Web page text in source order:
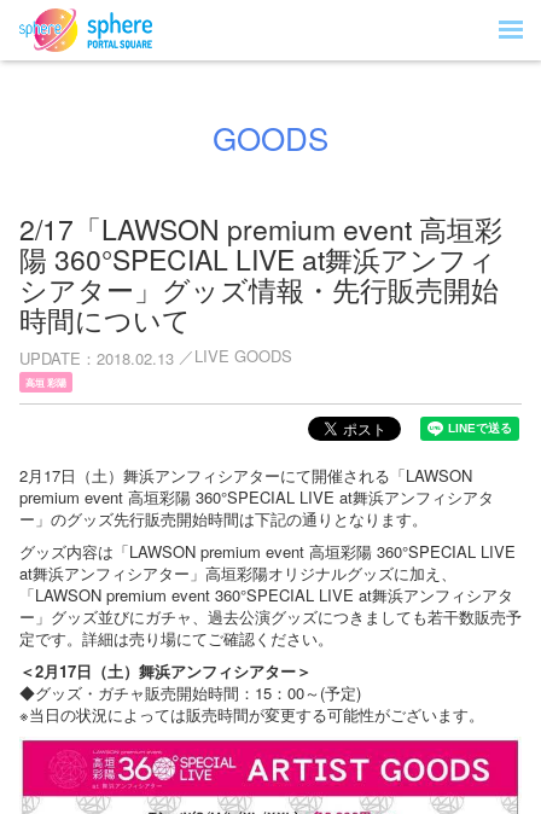
GOODS
2/17「LAWSON premium event 高垣彩
陽 360°SPECIAL LIVE at舞浜アンフィ
シアター」グッズ情報・先行販売開始
時間について
UPDATE 2018.02.13 LIVE GOODS
高垣 彩陽
2月17日（土）舞浜アンフィシアターにて開催される「LAWSON
premium event 高垣彩陽 360°SPECIAL LIVE at舞浜アンフィシアタ
ー」のグッズ先行販売開始時間は下記の通りとなります。
グッズ内容は「LAWSON premium event 高垣彩陽 360°SPECIAL LIVE
at舞浜アンフィシアター」高垣彩陽オリジナルグッズに加え、
「LAWSON premium event 360°SPECIAL LIVE at舞浜アンフィシアタ
ー」グッズ並びにガチャ、過去公演グッズにつきましても若干数販売予
定です。詳細は売り場にてご確認ください。
＜2月17日（土）舞浜アンフィシアター＞
◆グッズ・ガチャ販売開始時間：15：00～(予定)
※当日の状況によっては販売時間が変更する可能性がございます。